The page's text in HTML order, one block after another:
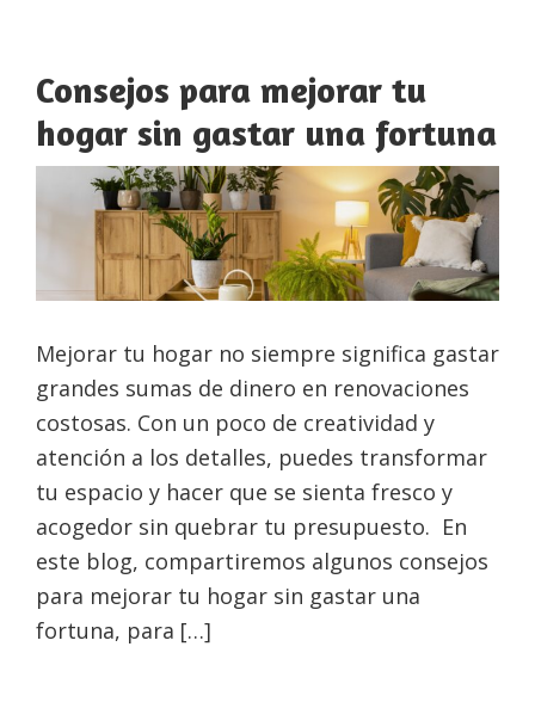
Consejos para mejorar tu
hogar sin gastar una fortuna
Mejorar tu hogar no siempre significa gastar
grandes sumas de dinero en renovaciones
costosas. Con un poco de creatividad y
atención a los detalles, puedes transformar
tu espacio y hacer que se sienta fresco y
acogedor sin quebrar tu presupuesto. En
este blog, compartiremos algunos consejos
para mejorar tu hogar sin gastar una
fortuna, para […]